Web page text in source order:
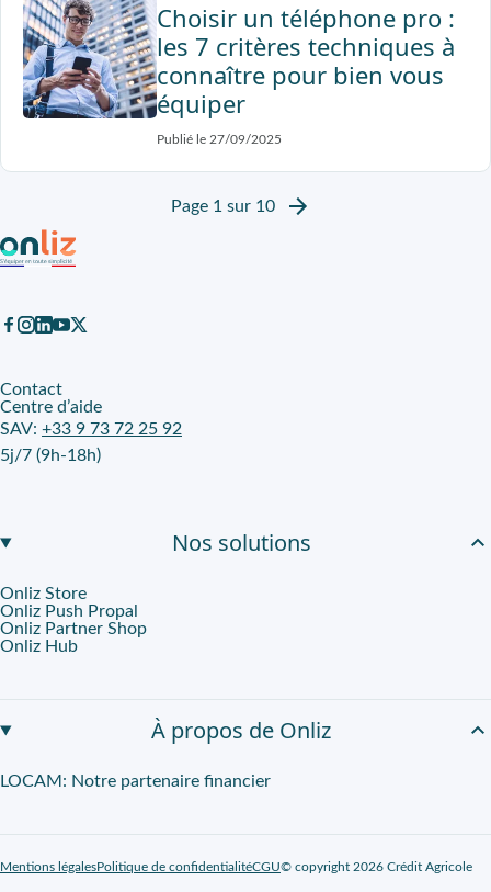
Choisir un téléphone pro :
les 7 critères techniques à
connaître pour bien vous
équiper
Publié le 27/09/2025
Page 1 sur 10
Contact
Centre d’aide
SAV: +33 9 73 72 25 92
5j/7 (9h-18h)
Nos solutions
Onliz Store
Onliz Push Propal
Onliz Partner Shop
Onliz Hub
À propos de Onliz
LOCAM: Notre partenaire financier
Mentions légalesPolitique de confidentialitéCGU© copyright 2026 Crédit Agricole